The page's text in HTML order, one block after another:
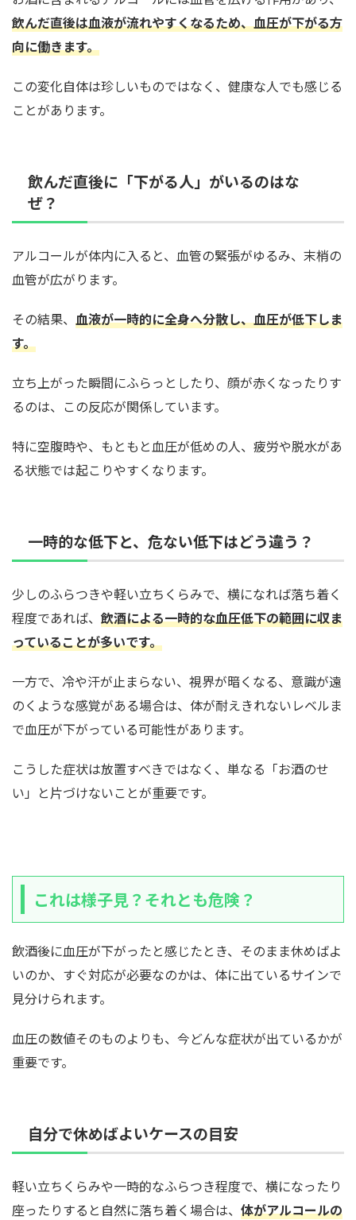
飲んだ直後は血液が流れやすくなるため、血圧が下がる方
向に働きます。
この変化自体は珍しいものではなく、健康な人でも感じる
ことがあります。
飲んだ直後に「下がる人」がいるのはな
ぜ？
アルコールが体内に入ると、血管の緊張がゆるみ、末梢の
血管が広がります。
その結果、 血液が一時的に全身へ分散し、血圧が低下しま
す。
立ち上がった瞬間にふらっとしたり、顔が赤くなったりす
るのは、この反応が関係しています。
特に空腹時や、もともと血圧が低めの人、疲労や脱水があ
る状態では起こりやすくなります。
一時的な低下と、危ない低下はどう違う？
少しのふらつきや軽い立ちくらみで、横になれば落ち着く
程度であれば、 飲酒による一時的な血圧低下の範囲に収ま
っていることが多いです。
一方で、冷や汗が止まらない、視界が暗くなる、意識が遠
のくような感覚がある場合は、体が耐えきれないレベルま
で血圧が下がっている可能性があります。
こうした症状は放置すべきではなく、単なる「お酒のせ
い」と片づけないことが重要です。
これは様子見？それとも危険？
飲酒後に血圧が下がったと感じたとき、そのまま休めばよ
いのか、すぐ対応が必要なのかは、体に出ているサインで
見分けられます。
血圧の数値そのものよりも、今どんな症状が出ているかが
重要です。
自分で休めばよいケースの目安
軽い立ちくらみや一時的なふらつき程度で、横になったり
座ったりすると自然に落ち着く場合は、 体がアルコールの